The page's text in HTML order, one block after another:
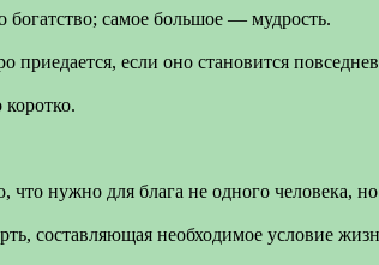
самое большое — мудрость.
приедается, если оно становится
что нужно для блага не одного человека,
составляющая необходимое условие